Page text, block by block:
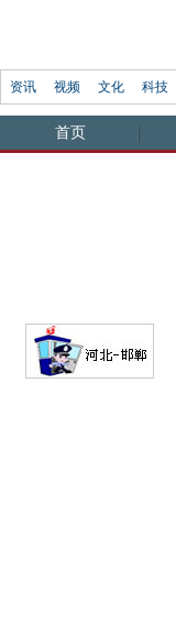
资讯 视频 文化 科技
首页